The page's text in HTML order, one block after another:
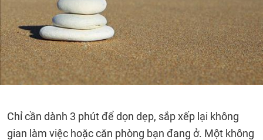
Chỉ cần dành 3 phút để dọn dẹp, sắp xếp lại không
gian làm việc hoặc căn phòng bạn đang ở. Một không